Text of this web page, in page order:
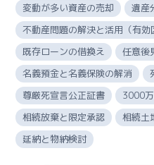
ー
事
業
継
承
の
全
体
像
変動が多い資産の売却
遺産
不動産問題の解決と活用（有効
既存ローンの借換え
任意後
名義預金と名義保険の解消
尊厳死宣言公正証書
3000
相続放棄と限定承認
相続土
延納と物納検討